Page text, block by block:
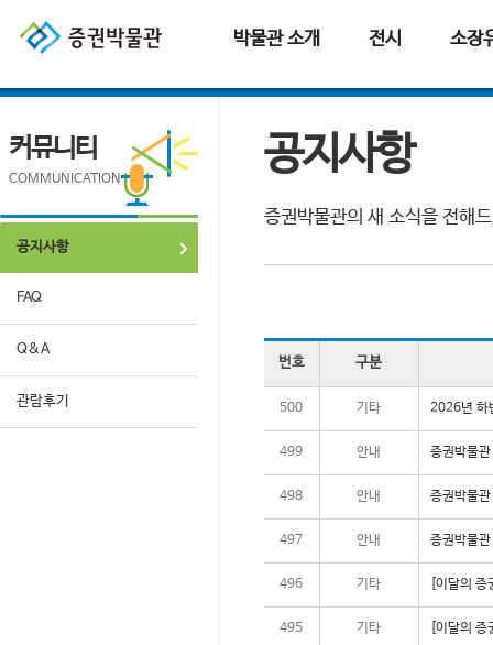
박물관 소개 전시 소장
커뮤니티
COMMUNICATION
공지사항
FAQ
Q&A
관람후기
공지사항
증권박물관의 새 소식을 전해
번호 구분
500 기타 2026년 하
499 안내 증권박물
498 안내 증권박물
497 안내 증권박물
496 기타 [이달의
495 기타 [이달의